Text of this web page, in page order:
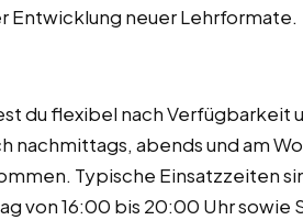
neuer Lehrformate.
du flexibel nach Verfügbarkeit
nachmittags, abends und am
Typische Einsatzzeiten
von 16:00 bis 20:00 Uhr sowie